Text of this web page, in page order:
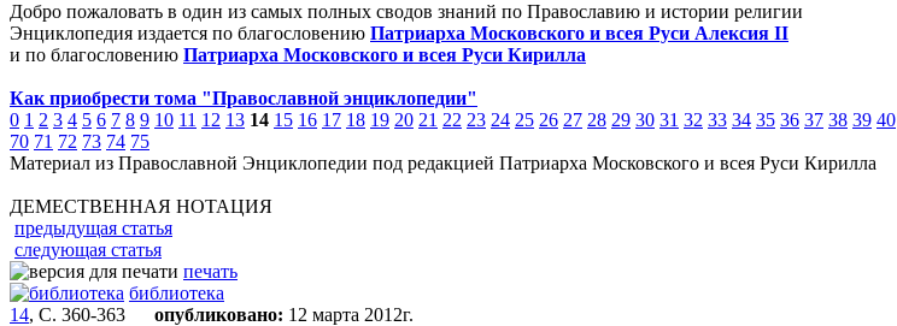
Добро пожаловать в один из самых полных сводов знаний по Православию и истории религии
Энциклопедия издается по благословению Патриарха Московского и всея Руси Алексия II
и по благословению Патриарха Московского и всея Руси Кирилла
Как приобрести тома "Православной энциклопедии"
0 1 2 3 4 5 6 7 8 9 10 11 12 13 14 15 16 17 18 19 20 21 22 23 24 25 26 27 28 29 30 31 32 33 34 35 36 37 38 39 40
70 71 72 73 74 75
Материал из Православной Энциклопедии под редакцией Патриарха Московского и всея Руси Кирилла
ДЕМЕСТВЕННАЯ НОТАЦИЯ
предыдущая статья
следующая статья
печать
библиотека
14, С. 360-363 опубликовано: 12 марта 2012г.